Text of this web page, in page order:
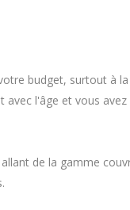
budget, surtout à la
avec l'âge et vous avez
de la gamme